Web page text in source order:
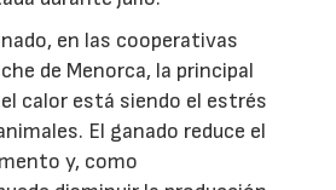
en las cooperativas
de Menorca, la principal
calor está siendo el estrés
El ganado reduce el
y, como